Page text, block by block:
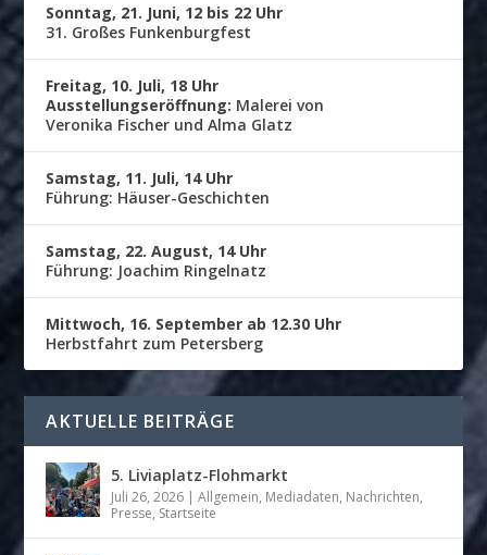
Sonntag, 21. Juni, 12 bis 22 Uhr
31. Großes Funkenburgfest
Freitag, 10. Juli, 18 Uhr
Ausstellungseröffnung: Malerei von
Veronika Fischer und Alma Glatz
Samstag, 11. Juli, 14 Uhr
Führung: Häuser-Geschichten
Samstag, 22. August, 14 Uhr
Führung: Joachim Ringelnatz
Mittwoch, 16. September ab 12.30 Uhr
Herbstfahrt zum Petersberg
AKTUELLE BEITRÄGE
5. Liviaplatz-Flohmarkt
Juli 26, 2026 |Allgemein, Mediadaten, Nachrichten,
Presse, Startseite